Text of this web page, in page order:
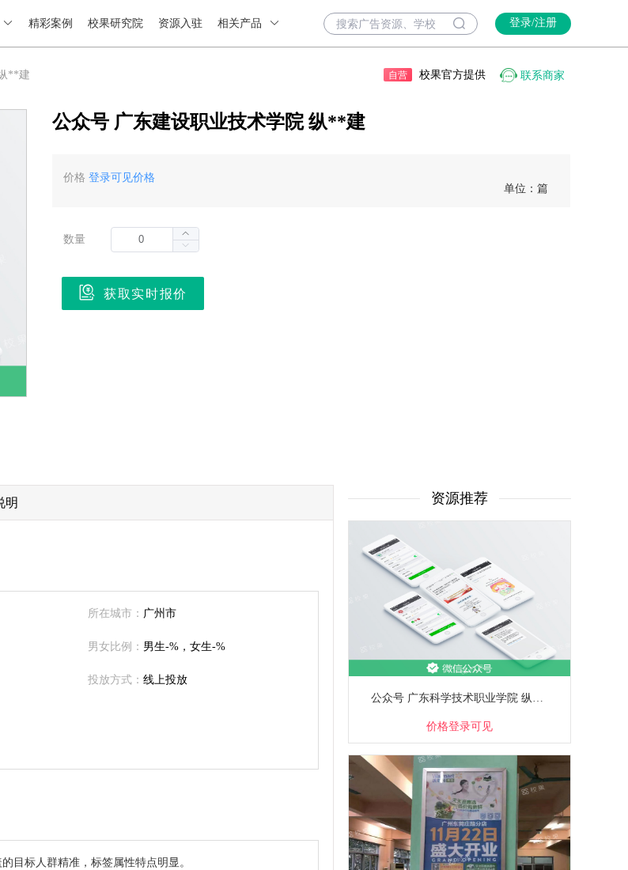
精彩案例 校果研究院 资源入驻 相关产品 登录/注册
**建 自营 校果官方提供 联系商家
公众号 广东建设职业技术学院 纵**建
价格 登录可见价格
单位：篇
数量
获取实时报价
明
所在城市： 广州市
男女比例： 男生-%，女生-%
投放方式： 线上投放
目标人群精准，标签属性特点明显。
资源推荐
价格登录可见